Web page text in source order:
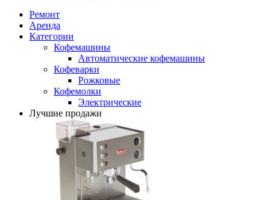
Ремонт
Аренда
Категории
Кофемашины
Автоматические кофемашины
Кофеварки
Рожковые
Кофемолки
Электрические
Лучшие продажи